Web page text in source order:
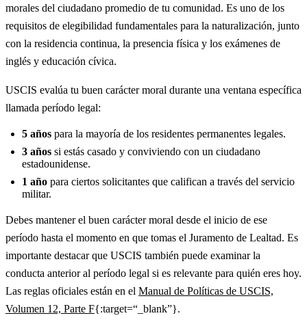
morales del ciudadano promedio de tu comunidad. Es uno de los
requisitos de elegibilidad fundamentales para la naturalización, junto
con la residencia continua, la presencia física y los exámenes de
inglés y educación cívica.
USCIS evalúa tu buen carácter moral durante una ventana específica
llamada período legal:
5 años para la mayoría de los residentes permanentes legales.
3 años si estás casado y conviviendo con un ciudadano
estadounidense.
1 año para ciertos solicitantes que califican a través del servicio
militar.
Debes mantener el buen carácter moral desde el inicio de ese
período hasta el momento en que tomas el Juramento de Lealtad. Es
importante destacar que USCIS también puede examinar la
conducta anterior al período legal si es relevante para quién eres hoy.
Las reglas oficiales están en el Manual de Políticas de USCIS,
Volumen 12, Parte F{:target=“_blank”}.